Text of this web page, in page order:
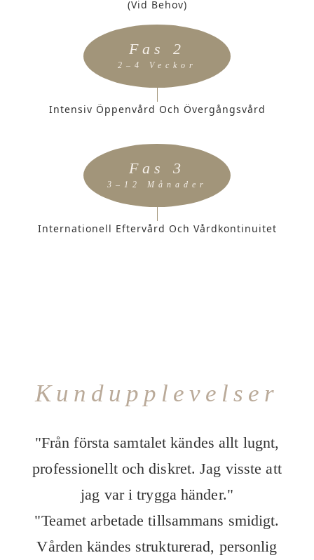
(vid Behov)
Fas 2
2–4 Veckor
Intensiv Öppenvård Och Övergångsvård
Fas 3
3–12 Månader
Internationell Eftervård Och Vårdkontinuitet
Kundupplevelser
"Från första samtalet kändes allt lugnt,
professionellt och diskret. Jag visste att
jag var i trygga händer."
"Teamet arbetade tillsammans smidigt.
Vården kändes strukturerad, personlig